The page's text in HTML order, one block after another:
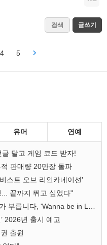
검색 글쓰기
4 5
유머 연예
달고 게임 코드 받자!
판매량 20만장 돌파
스트 오브 리인카네이션'
끝까지 뛰고 싶었다"
2026년 출시 예고
출원